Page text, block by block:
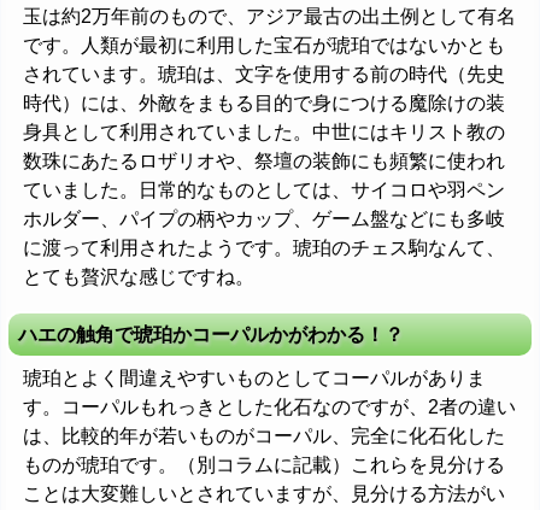
玉は約2万年前のもので、アジア最古の出土例として有名
です。人類が最初に利用した宝石が琥珀ではないかとも
されています。琥珀は、文字を使用する前の時代（先史
時代）には、外敵をまもる目的で身につける魔除けの装
身具として利用されていました。中世にはキリスト教の
数珠にあたるロザリオや、祭壇の装飾にも頻繁に使われ
ていました。日常的なものとしては、サイコロや羽ペン
ホルダー、パイプの柄やカップ、ゲーム盤などにも多岐
に渡って利用されたようです。琥珀のチェス駒なんて、
とても贅沢な感じですね。
ハエの触角で琥珀かコーパルかがわかる！？
琥珀とよく間違えやすいものとしてコーパルがありま
す。コーパルもれっきとした化石なのですが、2者の違い
は、比較的年が若いものがコーパル、完全に化石化した
ものが琥珀です。（別コラムに記載）これらを見分ける
ことは大変難しいとされていますが、見分ける方法がい